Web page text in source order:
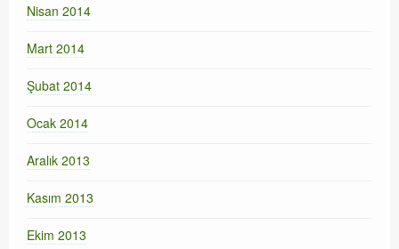
Nisan 2014
Mart 2014
Şubat 2014
Ocak 2014
Aralık 2013
Kasım 2013
Ekim 2013